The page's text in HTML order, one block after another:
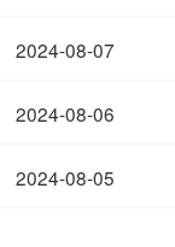
2024-08-07
2024-08-06
2024-08-05